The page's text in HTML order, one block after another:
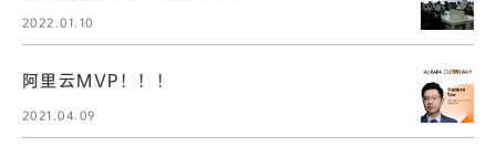
2022.01.10
阿里云MVP！！！
2021.04.09